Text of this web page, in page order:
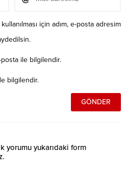
için adım, e-posta adresim
ile bilgilendir.
bilgilendir.
yorumu yukarıdaki form